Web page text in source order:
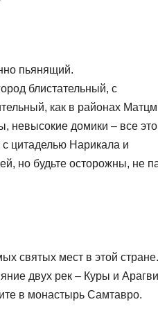
пьянящий.
блистательный, с
как в районах
невысокие домики – все это
цитаделью Нарикала и
но будьте осторожны, не
святых мест в этой стране.
двух рек – Куры и
в монастырь Самтавро.